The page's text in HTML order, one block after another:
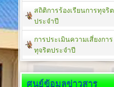
สถิติการร้องเรียนการทุจริต
ประจำปี
การประเมินความเสี่ยงการ
ทุจริตประจำปี
ศูนย์ข้อมูลข่าวสาร